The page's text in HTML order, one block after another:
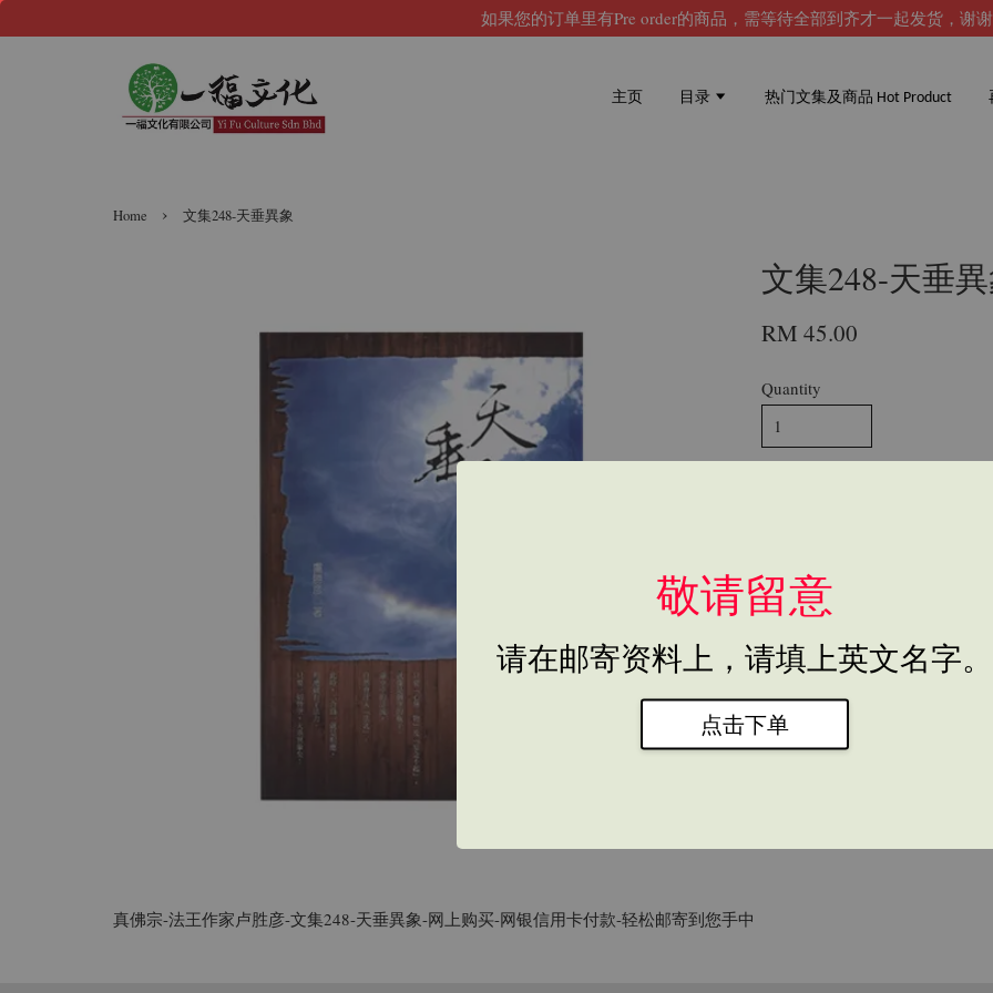
如果您的订单里有Pre order的商品，需等待全部到齐才一起发货，谢谢
敬请留意
请在邮寄资料上，请填上英文名字。
点击下单
主页 目录 热门文集及商品 Hot Product
Home › 文集248-天垂異象
文集248-天垂
RM 45.00
Quantity
Share
真佛宗-法王作家卢胜彦-文集248-天垂異象-网上购买-网银信用卡付款-轻松邮寄到您手中